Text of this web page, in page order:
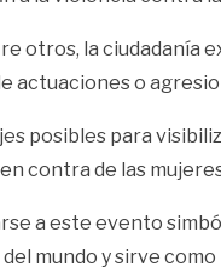
otros, la ciudadanía
actuaciones o
posibles para
contra de las
a este evento
mundo y sirve